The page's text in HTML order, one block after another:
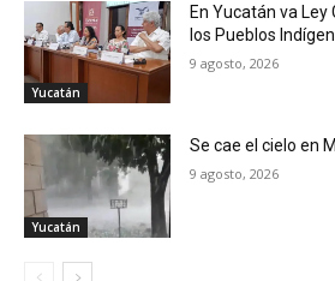
Yucatán
En Yucatán va Ley
los Pueblos
9 agosto, 2026
Yucatán
Se cae el cielo en
9 agosto, 2026